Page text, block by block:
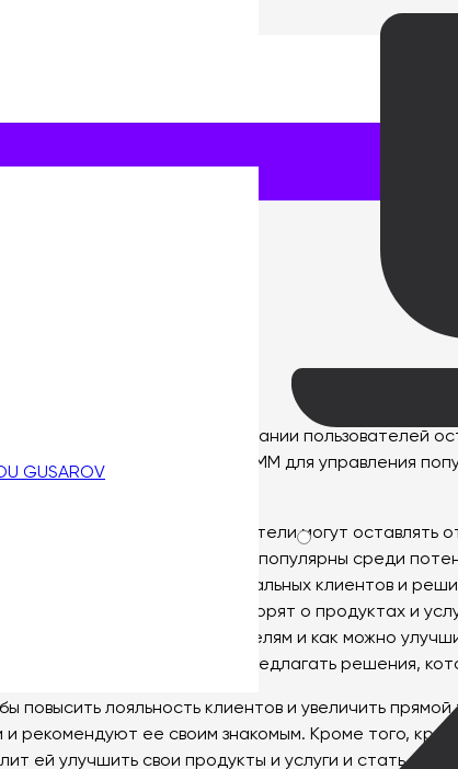
GUSAROV
основанный на стимулировании пользователей
в области SEO и SMM для управления
сетях, где пользователи могут оставлять
и услуги наиболее популярны среди
на вопросы потенциальных клиентов и
что пользователи говорят о продуктах и
что не нравится пользователям и как можно
узнать их потребности и предлагать решения,
повысить лояльность клиентов и увеличить
рекомендуют ее своим знакомым. Кроме того,
ей улучшить свои продукты и услуги и стать